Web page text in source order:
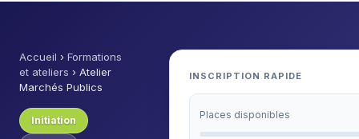
Accueil › Formations
et ateliers › Atelier
Marchés Publics
Initiation
INSCRIPTION RAPIDE
Places disponibles